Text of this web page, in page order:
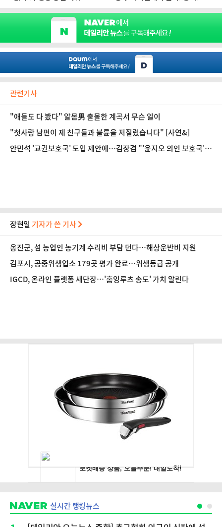
관련기사
"애들도 다 봤다" 알몸男 출몰한 계곡서 무슨 일이
"첫사랑 남편이 제 친구들과 불륜을 저질렀습니다" [사연&]
안민석 '교권보호국' 도입 제안에…김장겸 "'윤지오 의인 보호국'이
장현일 기자가 쓴 기사
옹진군, 섬 농업인 농기계 수리비 부담 던다…해상운반비 지원
김포시, 공중위생업소 179곳 평가 완료…위생등급 공개
IGCD, 온라인 플랫폼 새단장…'홈잉루츠 송도' 가치 알린다
실시간 랭킹뉴스